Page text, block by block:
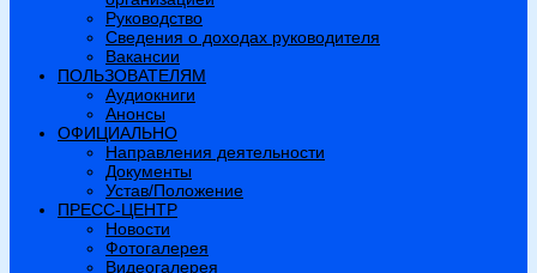
Руководство
Сведения о доходах руководителя
Вакансии
ПОЛЬЗОВАТЕЛЯМ
Аудиокниги
Анонсы
ОФИЦИАЛЬНО
Направления деятельности
Документы
Устав/Положение
ПРЕСС-ЦЕНТР
Новости
Фотогалерея
Видеогалерея